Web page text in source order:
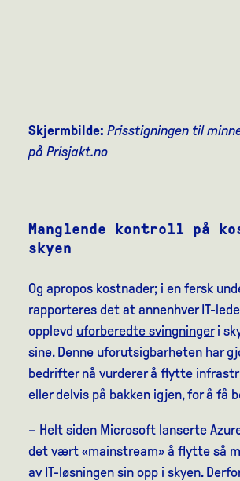
Skjermbilde: Prisstigningen til
på Prisjakt.no
Manglende kontroll på
skyen
Og apropos kostnader; i en fersk
rapporteres det at annenhver IT-
opplevd uforberedte svingningeri
sine. Denne uforutsigbarheten har
bedrifter nå vurderer å flytte
eller delvis på bakken igjen, for å få
– Helt siden Microsoft lanserte
det vært «mainstream» å flytte så
av IT-løsningen sin opp i skyen.